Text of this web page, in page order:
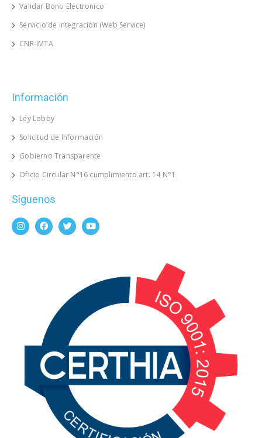
Validar Bono Electronico
Servicio de integración (Web Service)
CNR-IMTA
Información
Ley Lobby
Solicitud de Información
Gobierno Transparente
Oficio Circular N°16 cumplimiento art. 14 N°1
Síguenos